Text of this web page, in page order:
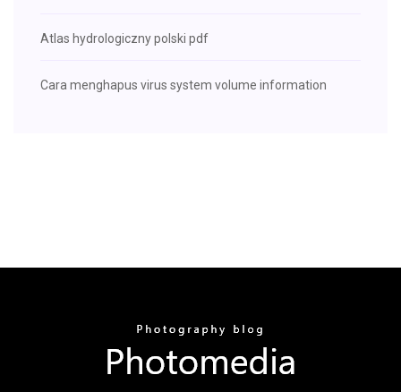
Atlas hydrologiczny polski pdf
Cara menghapus virus system volume information